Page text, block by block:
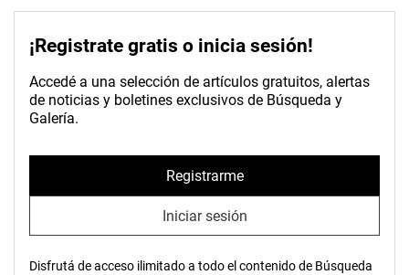
¡Registrate gratis o inicia sesión!
Accedé a una selección de artículos gratuitos, alertas
de noticias y boletines exclusivos de Búsqueda y
Galería.
Registrarme
Iniciar sesión
Disfrutá de acceso ilimitado a todo el contenido de Búsqueda